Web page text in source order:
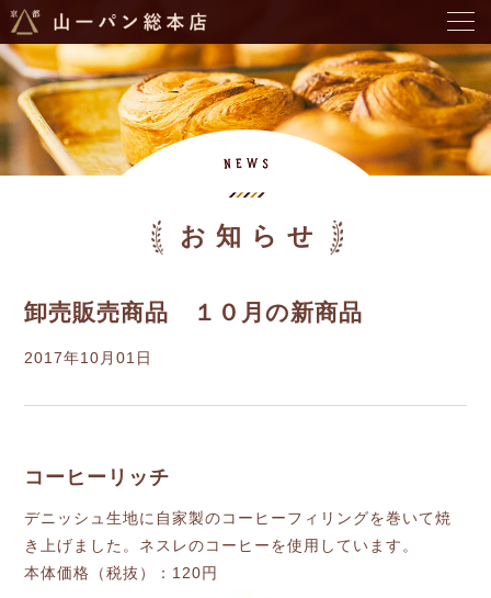
お知らせ
卸売販売商品 １０月の新商品
2017年10月01日
コーヒーリッチ
デニッシュ生地に自家製のコーヒーフィリングを巻いて焼
き上げました。ネスレのコーヒーを使用しています。
本体価格（税抜）：120円